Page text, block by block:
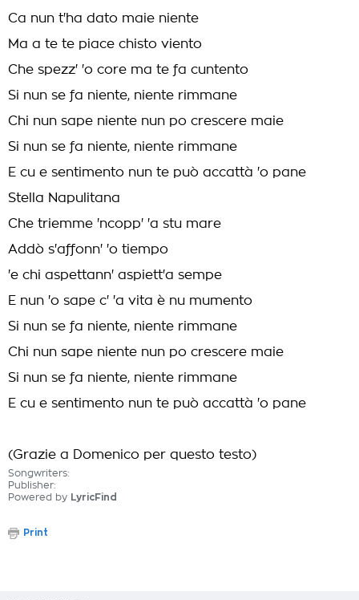
Ca nun t'ha dato maie niente
Ma a te te piace chisto viento
Che spezz' 'o core ma te fa cuntento
Si nun se fa niente, niente rimmane
Chi nun sape niente nun po crescere maie
Si nun se fa niente, niente rimmane
E cu e sentimento nun te può accattà 'o pane
Stella Napulitana
Che triemme 'ncopp' 'a stu mare
Addò s'affonn' 'o tiempo
'e chi aspettann' aspiett'a sempe
E nun 'o sape c' 'a vita è nu mumento
Si nun se fa niente, niente rimmane
Chi nun sape niente nun po crescere maie
Si nun se fa niente, niente rimmane
E cu e sentimento nun te può accattà 'o pane
(Grazie a Domenico per questo testo)
Songwriters:
Publisher:
Powered by LyricFind
Print